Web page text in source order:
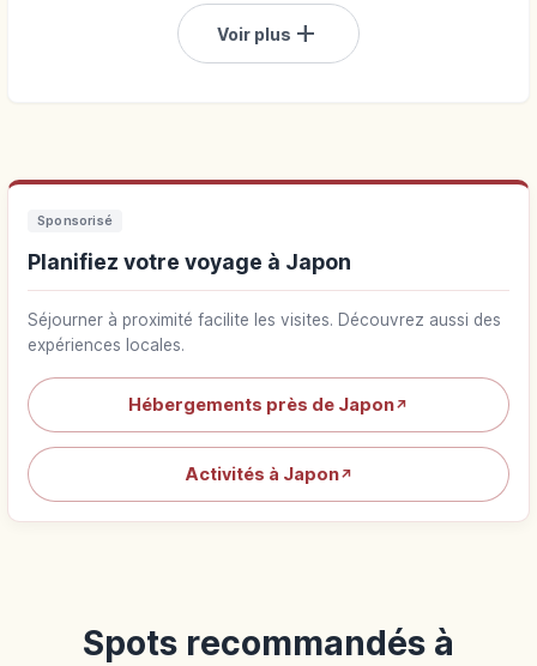
Voir plus add
Sponsorisé
Planifiez votre voyage à Japon
Séjourner à proximité facilite les visites. Découvrez aussi des
expériences locales.
Hébergements près de Japon↗
Activités à Japon↗
Spots recommandés à